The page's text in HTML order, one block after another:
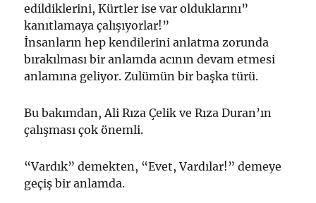
edildiklerini, Kürtler ise var olduklarını”
kanıtlamaya çalışıyorlar!”
İnsanların hep kendilerini anlatma zorunda
bırakılması bir anlamda acının devam etmesi
anlamına geliyor. Zulümün bir başka türü.
Bu bakımdan, Ali Rıza Çelik ve Rıza Duran’ın
çalışması çok önemli.
“Vardık” demekten, “Evet, Vardılar!” demeye
geçiş bir anlamda.